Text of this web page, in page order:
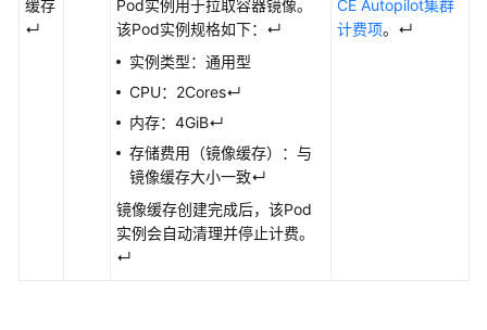
缓存
↵
Pod实例用于拉取容器镜像。
该Pod实例规格如下：↵
实例类型：通用型
CPU：2Cores↵
内存：4GiB↵
存储费用（镜像缓存）：与
镜像缓存大小一致↵
镜像缓存创建完成后，该Pod
实例会自动清理并停止计费。
↵
CE Autopilot集群
计费项。↵